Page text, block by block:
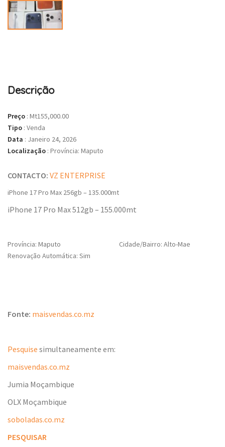
Descrição
Preço : Mt155,000.00
Tipo : Venda
Data : Janeiro 24, 2026
Localização : Província: Maputo
CONTACTO: VZ ENTERPRISE
iPhone 17 Pro Max 256gb – 135.000mt
iPhone 17 Pro Max 512gb – 155.000mt
Província: Maputo
Cidade/Bairro: Alto-Mae
Renovação Automática: Sim
Fonte: maisvendas.co.mz
Pesquise simultaneamente em:
maisvendas.co.mz
Jumia Moçambique
OLX Moçambique
soboladas.co.mz
PESQUISAR